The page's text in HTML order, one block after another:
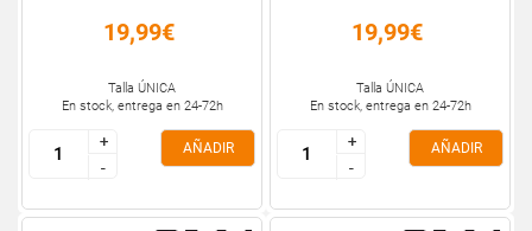
19,99€
Talla ÚNICA
En stock, entrega en 24-72h
+
-
+
-
AÑADIR
19,99€
Talla ÚNICA
En stock, entrega en 24-72h
+
-
+
-
AÑADIR